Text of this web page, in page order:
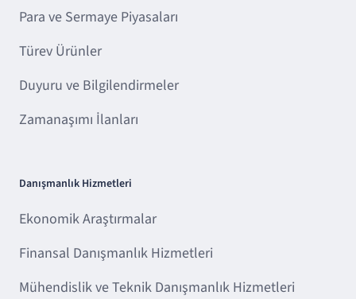
Para ve Sermaye Piyasaları
Türev Ürünler
Duyuru ve Bilgilendirmeler
Zamanaşımı İlanları
Danışmanlık Hizmetleri
Ekonomik Araştırmalar
Finansal Danışmanlık Hizmetleri
Mühendislik ve Teknik Danışmanlık Hizmetleri